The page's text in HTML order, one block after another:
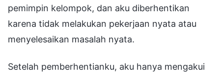
pemimpin kelompok, dan aku diberhentikan
karena tidak melakukan pekerjaan nyata atau
menyelesaikan masalah nyata.
Setelah pemberhentianku, aku hanya mengakui